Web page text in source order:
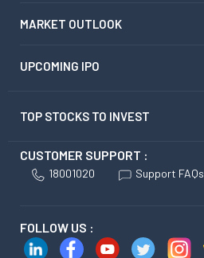
MARKET OUTLOOK
UPCOMING IPO
TOP STOCKS TO INVEST
CUSTOMER SUPPORT :
18001020 Support FAQs
FOLLOW US :